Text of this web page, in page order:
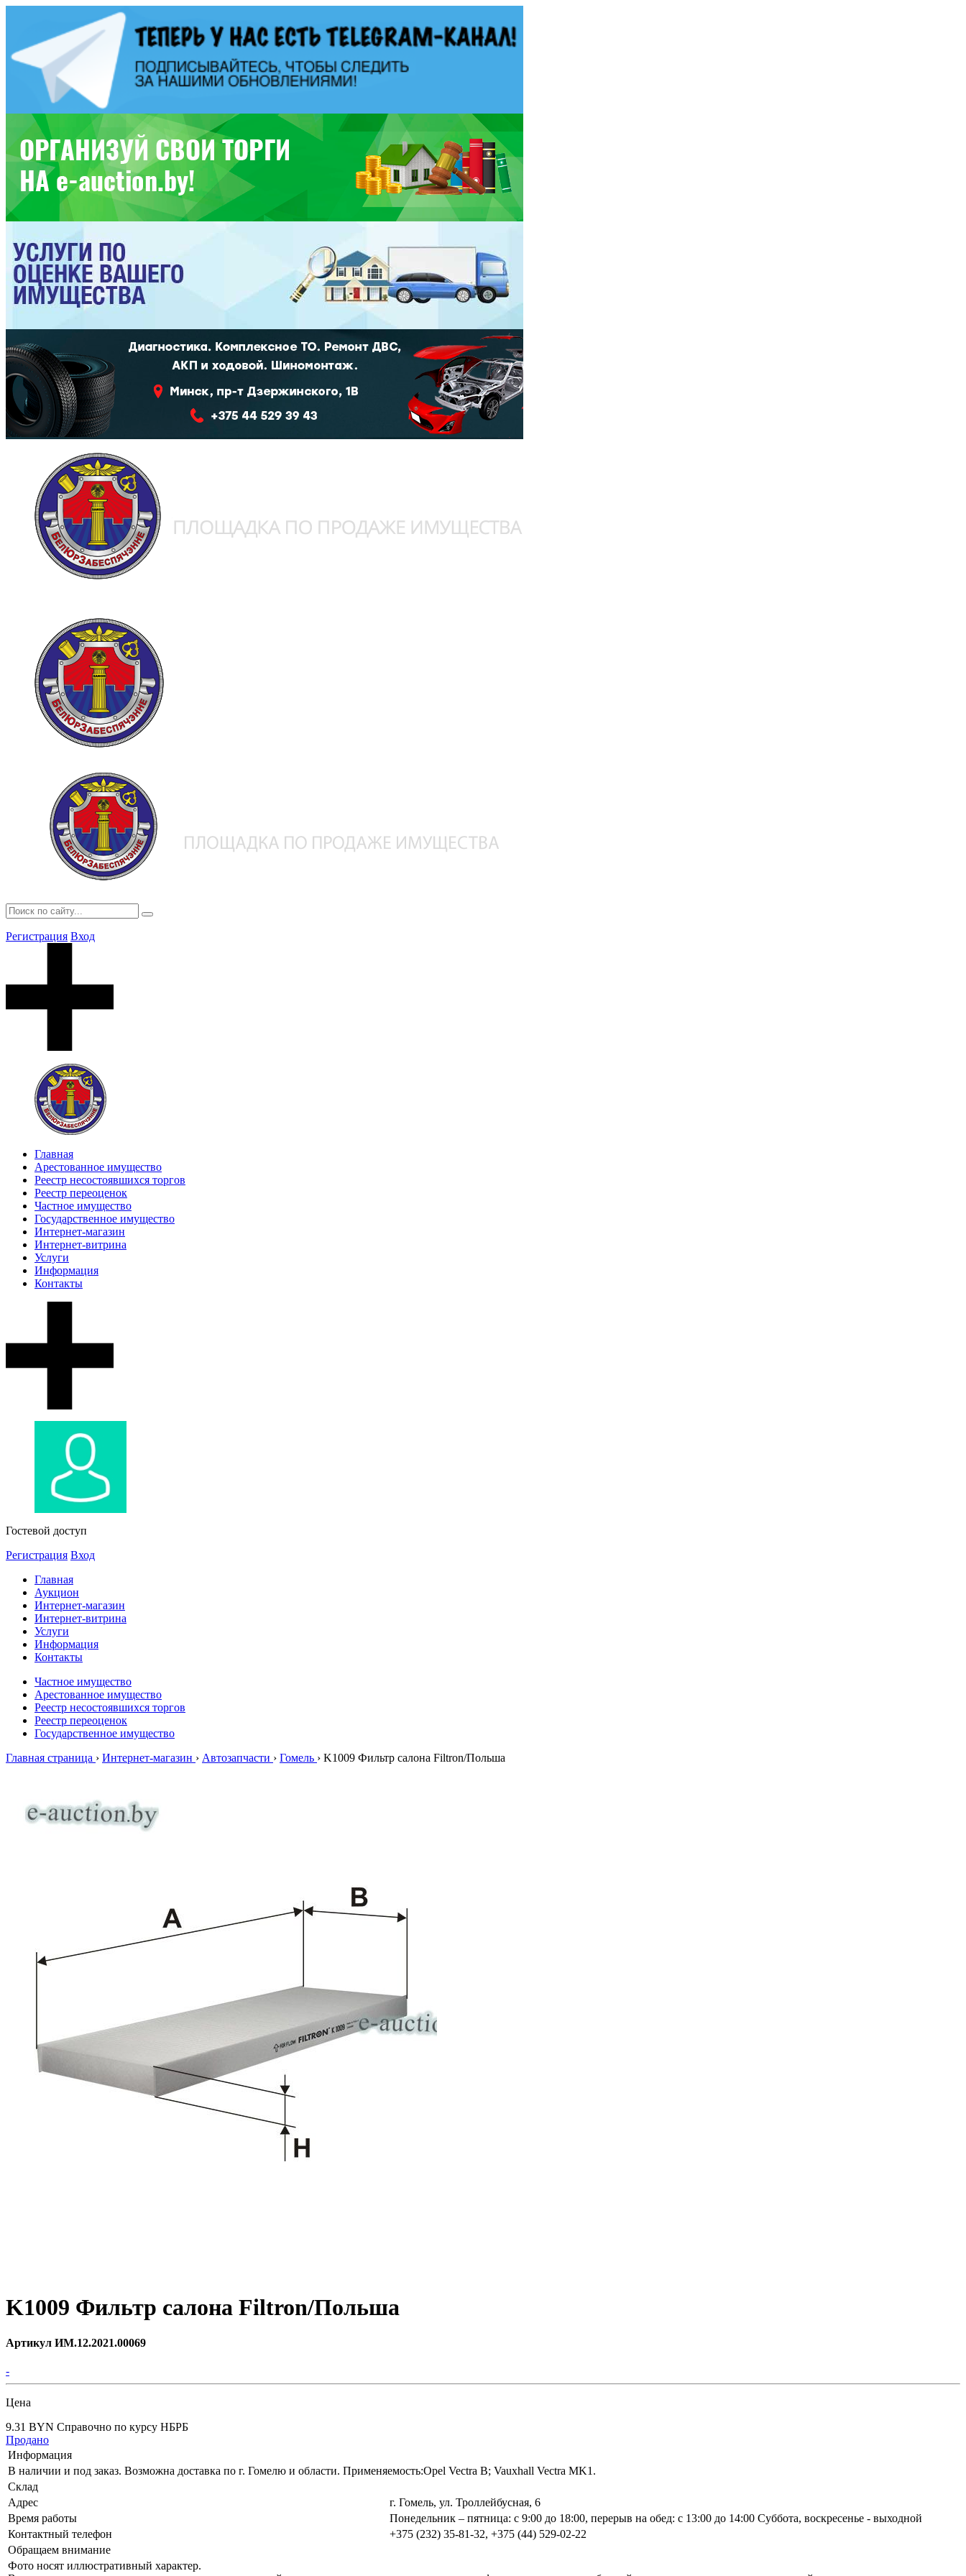
Регистрация Вход
Главная
Арестованное имущество
Реестр несостоявшихся торгов
Реестр переоценок
Частное имущество
Государственное имущество
Интернет-магазин
Интернет-витрина
Услуги
Информация
Контакты
Гостевой доступ
Регистрация Вход
Главная
Аукцион
Интернет-магазин
Интернет-витрина
Услуги
Информация
Контакты
Частное имущество
Арестованное имущество
Реестр несостоявшихся торгов
Реестр переоценок
Государственное имущество
Главная страница › Интернет-магазин › Автозапчасти › Гомель › K1009 Фильтр салона Filtron/Польша
K1009 Фильтр салона Filtron/Польша
Артикул ИМ.12.2021.00069
-
Цена
9.31 BYN Справочно по курсу НБРБ
Продано
Информация
В наличии и под заказ. Возможна доставка по г. Гомелю и области. Применяемость:Opel Vectra B; Vauxhall Vectra MK1.
Склад
Адрес
г. Гомель, ул. Троллейбусная, 6
Время работы
Понедельник – пятница: с 9:00 до 18:00, перерыв на обед: с 13:00 до 14:00 Суббота, воскресенье - выходной
Контактный телефон
+375 (232) 35-81-32, +375 (44) 529-02-22
Обращаем внимание
Фото носят иллюстративный характер.